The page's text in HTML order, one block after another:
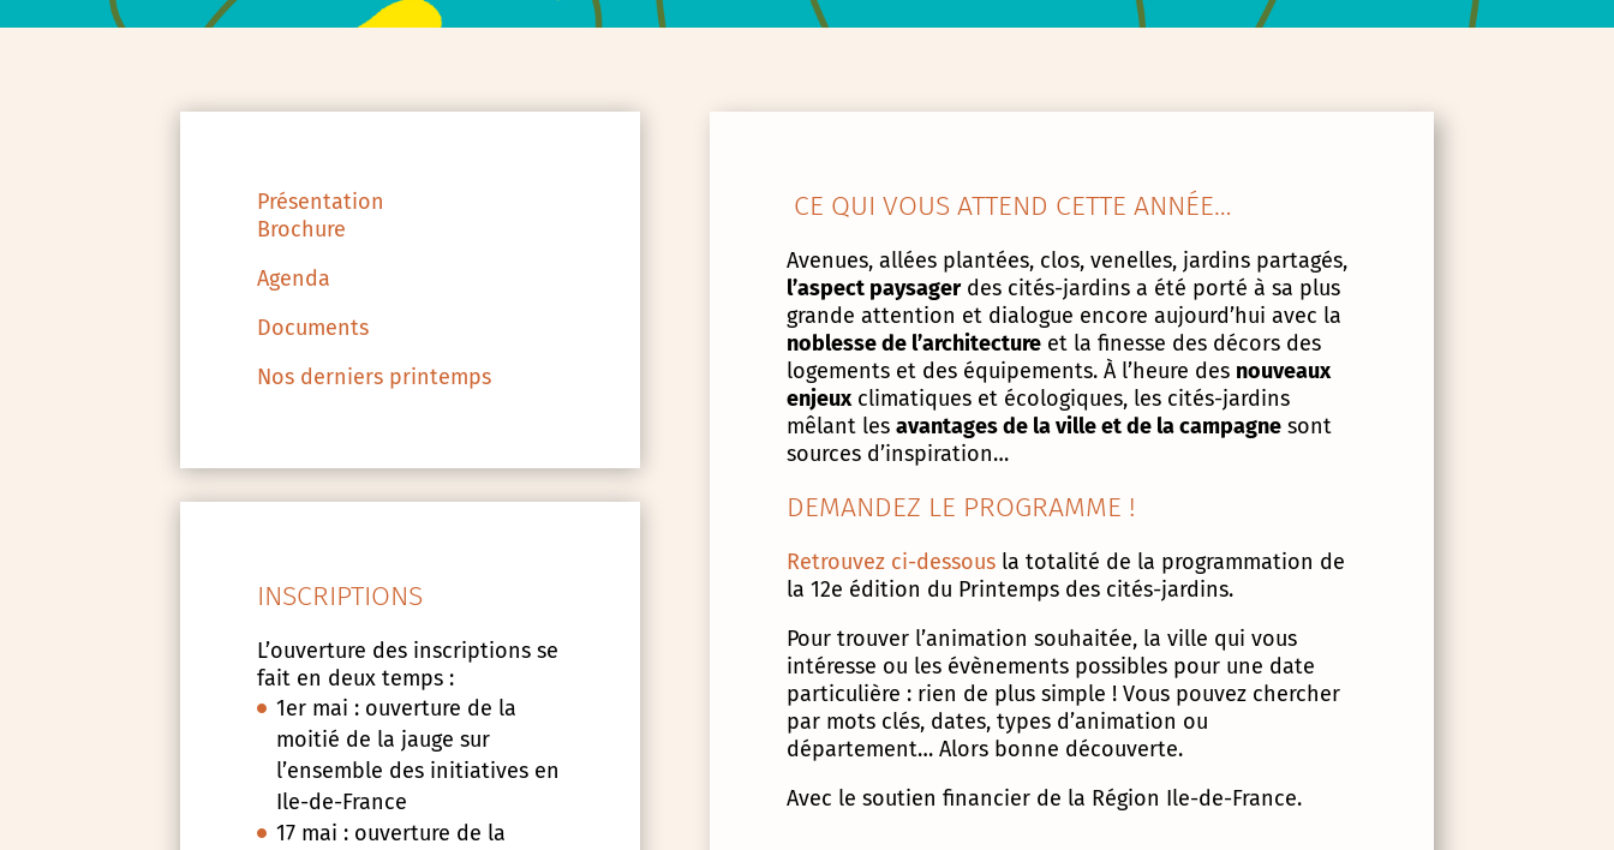
Présentation
Brochure
Agenda
Documents
Nos derniers printemps
INSCRIPTIONS
L’ouverture des inscriptions se
fait en deux temps :
1er mai : ouverture de la
moitié de la jauge sur
l’ensemble des initiatives en
Ile-de-France
17 mai : ouverture de la
CE QUI VOUS ATTEND CETTE ANNÉE…
Avenues, allées plantées, clos, venelles, jardins partagés,
l’aspect paysagerdes cités-jardins a été porté à sa plus
grande attention et dialogue encore aujourd’hui avec la
noblesse de l’architectureet la finesse des décors des
logements et des équipements. À l’heure des nouveaux
enjeuxclimatiques et écologiques, les cités-jardins
mêlant les avantages de la ville et de la campagnesont
sources d’inspiration…
DEMANDEZ LE PROGRAMME !
Retrouvez ci-dessousla totalité de la programmation de
la 12e édition du Printemps des cités-jardins.
Pour trouver l’animation souhaitée, la ville qui vous
intéresse ou les évènements possibles pour une date
particulière : rien de plus simple ! Vous pouvez chercher
par mots clés, dates, types d’animation ou
département… Alors bonne découverte.
Avec le soutien financier de la Région Ile-de-France.